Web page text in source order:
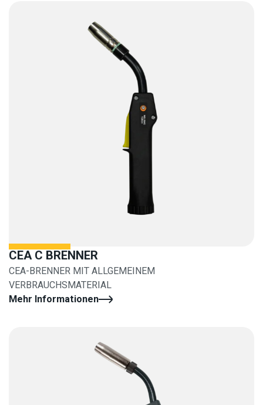
CEA C BRENNER
CEA-BRENNER MIT ALLGEMEINEM
VERBRAUCHSMATERIAL
Mehr Informationen